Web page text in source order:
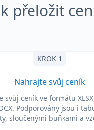
přeložit
KROK 1
Nahrajte svůj ceník
svůj ceník ve formátu XLSX,
Podporovány jsou i
sloučenými buňkami a